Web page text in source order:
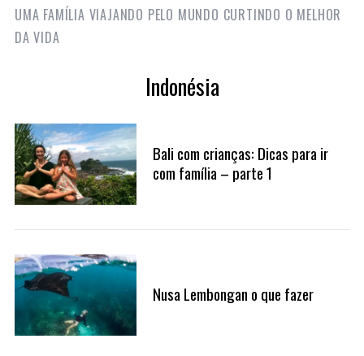
UMA FAMÍLIA VIAJANDO PELO MUNDO CURTINDO O MELHOR
DA VIDA
Indonésia
Bali com crianças: Dicas para ir
com família – parte 1
Nusa Lembongan o que fazer